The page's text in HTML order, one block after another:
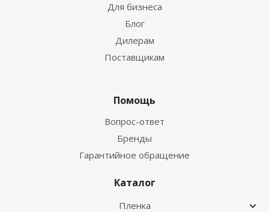
Для бизнеса
Блог
Дилерам
Поставщикам
Помощь
Вопрос-ответ
Бренды
Гарантийное обращение
Каталог
Пленка